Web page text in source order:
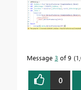
Message 3 of 9
0